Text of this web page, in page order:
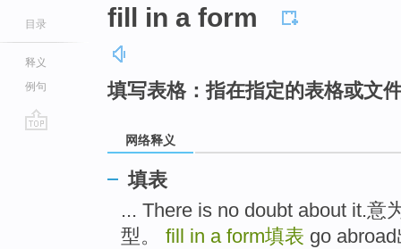
目录
释义
例句
fill in a form
填写表格：指在指定的表格或文
网络释义
填表
... There is no doubt about it.意
型。 fill in a form填表 go